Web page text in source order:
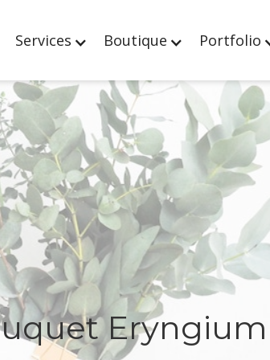
Services Boutique Portfolio
Eryngium